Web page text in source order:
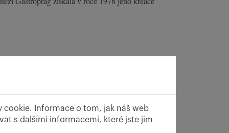
a vlastně neustále dohlížel na svůj tým.
cookie. Informace o tom, jak náš web
s dalšími informacemi, které jste jim